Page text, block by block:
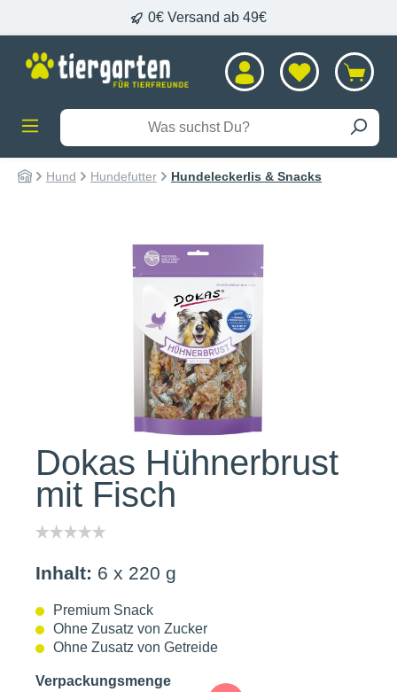
0€ Versand ab 49€
Hund Hundefutter Hundeleckerlis & Snacks
Bildergalerie überspringen
Dokas Hühnerbrust
mit Fisch
Inhalt: 6 x 220 g
Premium Snack
Ohne Zusatz von Zucker
Ohne Zusatz von Getreide
Verpackungsmengeauswählen